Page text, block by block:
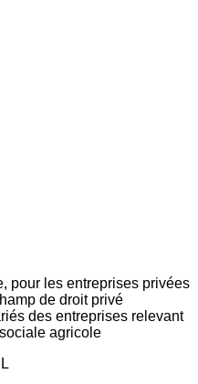
pour les entreprises privées
de droit privé
des entreprises relevant
agricole